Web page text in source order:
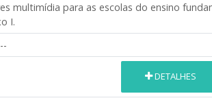
multimídia para as escolas do ensino
I.
DETALHES